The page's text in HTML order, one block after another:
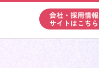
会社・採用情報
サイトはこちら